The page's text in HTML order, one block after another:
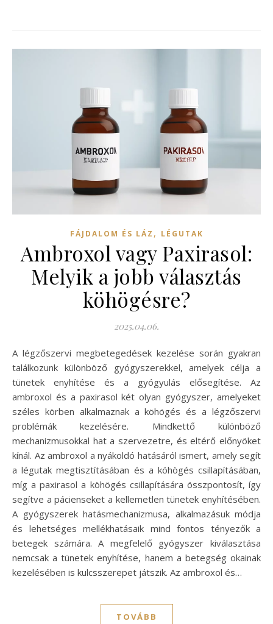
FÁJDALOM ÉS LÁZ , LÉGUTAK
Ambroxol vagy Paxirasol:
Melyik a jobb választás
köhögésre?
2025.04.06.
A légzőszervi megbetegedések kezelése során gyakran
találkozunk különböző gyógyszerekkel, amelyek célja a
tünetek enyhítése és a gyógyulás elősegítése. Az
ambroxol és a paxirasol két olyan gyógyszer, amelyeket
széles körben alkalmaznak a köhögés és a légzőszervi
problémák kezelésére. Mindkettő különböző
mechanizmusokkal hat a szervezetre, és eltérő előnyöket
kínál. Az ambroxol a nyákoldó hatásáról ismert, amely segít
a légutak megtisztításában és a köhögés csillapításában,
míg a paxirasol a köhögés csillapítására összpontosít, így
segítve a pácienseket a kellemetlen tünetek enyhítésében.
A gyógyszerek hatásmechanizmusa, alkalmazásuk módja
és lehetséges mellékhatásaik mind fontos tényezők a
betegek számára. A megfelelő gyógyszer kiválasztása
nemcsak a tünetek enyhítése, hanem a betegség okainak
kezelésében is kulcsszerepet játszik. Az ambroxol és…
TOVÁBB